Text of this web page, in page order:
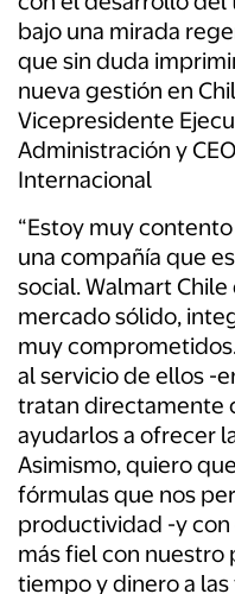
bajo una mirada
que sin duda
nueva gestión en
Vicepresidente
Administración y
Internacional
“Estoy muy
una compañía que
social. Walmart
mercado sólido,
muy
al servicio de ellos -
tratan directamente
ayudarlos a ofrecer
Asimismo, quiero
fórmulas que nos
productividad -y
más fiel con
tiempo y dinero a